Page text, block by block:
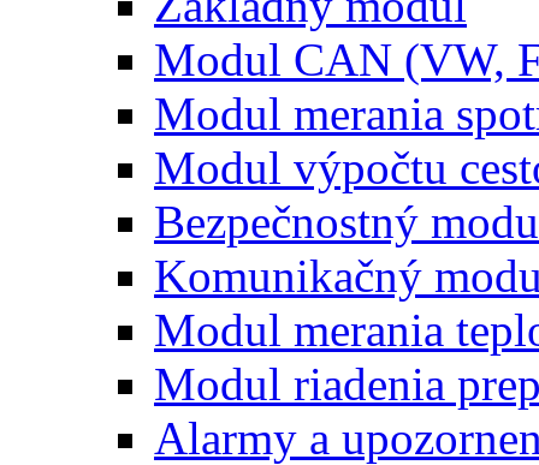
Modul CAN (VW,
Modul merania
Modul výpočtu
Bezpečnostný
Komunikačný
Modul merania
Modul riadenia
Alarmy a